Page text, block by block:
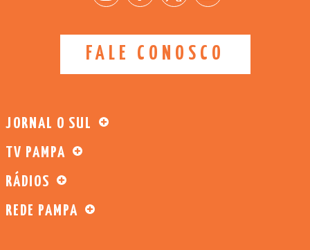
FALE CONOSCO
JORNAL O SUL
TV PAMPA
RÁDIOS
REDE PAMPA